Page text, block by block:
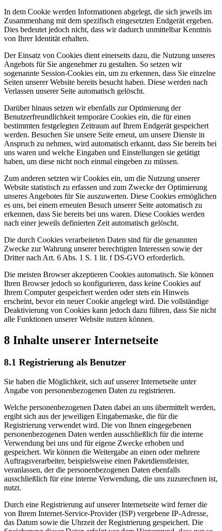
In dem Cookie werden Informationen abgelegt, die sich jeweils im
Zusammenhang mit dem spezifisch eingesetzten Endgerät ergeben.
Dies bedeutet jedoch nicht, dass wir dadurch unmittelbar Kenntnis
von Ihrer Identität erhalten.
Der Einsatz von Cookies dient einerseits dazu, die Nutzung unseres
Angebots für Sie angenehmer zu gestalten. So setzen wir
sogenannte Session-Cookies ein, um zu erkennen, dass Sie einzelne
Seiten unserer Website bereits besucht haben. Diese werden nach
Verlassen unserer Seite automatisch gelöscht.
Darüber hinaus setzen wir ebenfalls zur Optimierung der
Benutzerfreundlichkeit temporäre Cookies ein, die für einen
bestimmten festgelegten Zeitraum auf Ihrem Endgerät gespeichert
werden. Besuchen Sie unsere Seite erneut, um unsere Dienste in
Anspruch zu nehmen, wird automatisch erkannt, dass Sie bereits bei
uns waren und welche Eingaben und Einstellungen sie getätigt
haben, um diese nicht noch einmal eingeben zu müssen.
Zum anderen setzten wir Cookies ein, um die Nutzung unserer
Website statistisch zu erfassen und zum Zwecke der Optimierung
unseres Angebotes für Sie auszuwerten. Diese Cookies ermöglichen
es uns, bei einem erneuten Besuch unserer Seite automatisch zu
erkennen, dass Sie bereits bei uns waren. Diese Cookies werden
nach einer jeweils definierten Zeit automatisch gelöscht.
Die durch Cookies verarbeiteten Daten sind für die genannten
Zwecke zur Wahrung unserer berechtigten Interessen sowie der
Dritter nach Art. 6 Abs. 1 S. 1 lit. f DS-GVO erforderlich.
Die meisten Browser akzeptieren Cookies automatisch. Sie können
Ihren Browser jedoch so konfigurieren, dass keine Cookies auf
Ihrem Computer gespeichert werden oder stets ein Hinweis
erscheint, bevor ein neuer Cookie angelegt wird. Die vollständige
Deaktivierung von Cookies kann jedoch dazu führen, dass Sie nicht
alle Funktionen unserer Website nutzen können.
8 Inhalte unserer Internetseite
8.1 Registrierung als Benutzer
Sie haben die Möglichkeit, sich auf unserer Internetseite unter
Angabe von personenbezogenen Daten zu registrieren.
Welche personenbezogenen Daten dabei an uns übermittelt werden,
ergibt sich aus der jeweiligen Eingabemaske, die für die
Registrierung verwendet wird. Die von Ihnen eingegebenen
personenbezogenen Daten werden ausschließlich für die interne
Verwendung bei uns und für eigene Zwecke erhoben und
gespeichert. Wir können die Weitergabe an einen oder mehrere
Auftragsverarbeiter, beispielsweise einen Paketdienstleister,
veranlassen, der die personenbezogenen Daten ebenfalls
ausschließlich für eine interne Verwendung, die uns zuzurechnen ist,
nutzt.
Durch eine Registrierung auf unserer Internetseite wird ferner die
von Ihrem Internet-Service-Provider (ISP) vergebene IP-Adresse,
das Datum sowie die Uhrzeit der Registrierung gespeichert. Die